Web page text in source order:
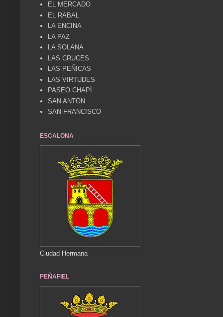
EL MERCADO
EL RABAL
LA ENCINA
LA PAZ
LA SOLANA
LAS CRUCES
LAS PEÑICAS
LAS VIRTUDES
PASEO CHAPÍ
SAN ANTÓN
SAN FRANCISCO
ESCALONA
Ciudad Hermana
PEÑAFIEL